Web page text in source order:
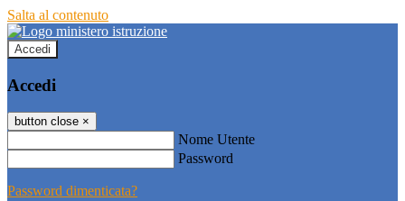
Salta al contenuto
Accedi
Accedi
button close ×
Nome Utente
Password
Password dimenticata?